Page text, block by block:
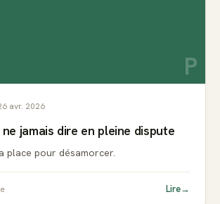
P
avr. 2026
jamais dire en pleine dispute
place pour désamorcer.
Lire→